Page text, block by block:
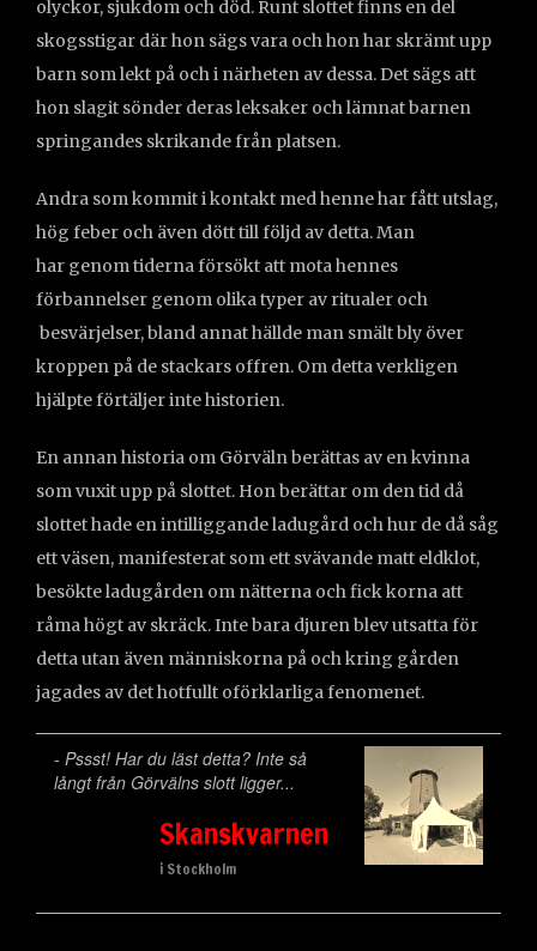
olyckor, sjukdom och död. Runt slottet finns en del
skogsstigar där hon sägs vara och hon har skrämt upp
barn som lekt på och i närheten av dessa. Det sägs att
hon slagit sönder deras leksaker och lämnat barnen
springandes skrikande från platsen.
Andra som kommit i kontakt med henne har fått utslag,
hög feber och även dött till följd av detta. Man
har genom tiderna försökt att mota hennes
förbannelser genom olika typer av ritualer och
besvärjelser, bland annat hällde man smält bly över
kroppen på de stackars offren. Om detta verkligen
hjälpte förtäljer inte historien.
En annan historia om Görväln berättas av en kvinna
som vuxit upp på slottet. Hon berättar om den tid då
slottet hade en intilliggande ladugård och hur de då såg
ett väsen, manifesterat som ett svävande matt eldklot,
besökte ladugården om nätterna och fick korna att
råma högt av skräck. Inte bara djuren blev utsatta för
detta utan även människorna på och kring gården
jagades av det hotfullt oförklarliga fenomenet.
- Pssst! Har du läst detta? Inte så
långt från Görvälns slott ligger...
Skanskvarnen
i Stockholm